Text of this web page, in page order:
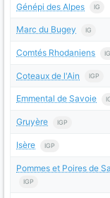
Génépi des Alpes IG
Marc du Bugey IG
Comtés Rhodaniens
Coteaux de l'Ain IGP
Emmental de Savoie
Gruyère IGP
Isère IGP
Pommes et Poires de
IGP